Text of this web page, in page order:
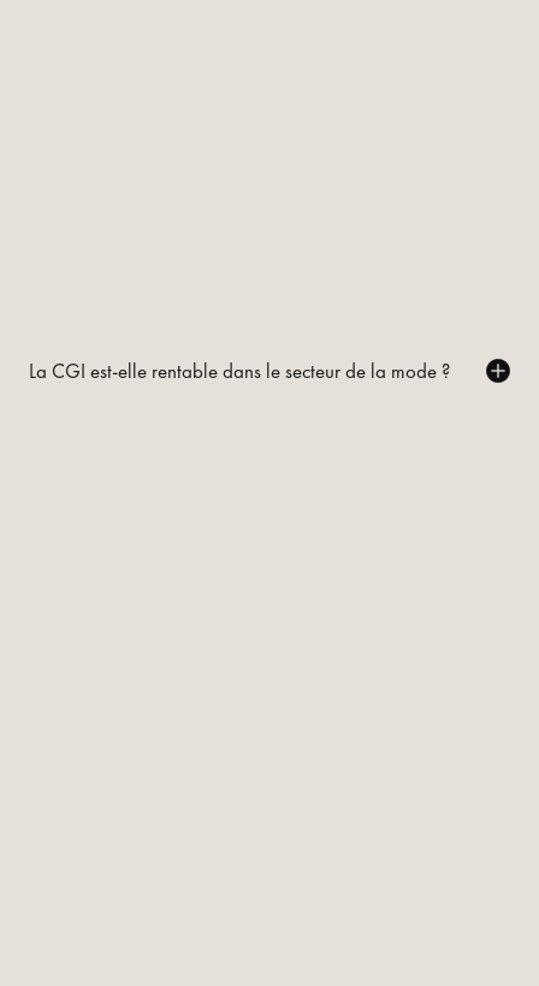
La CGI est-elle rentable dans le secteur de la mode ?